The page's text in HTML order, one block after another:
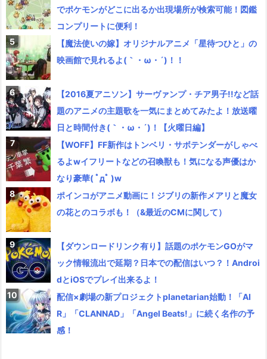
でポケモンがどこに出るか出現場所が検索可能！図鑑
コンプリートに便利！
【魔法使いの嫁】オリジナルアニメ「星待つひと」の
映画館で見れるよ(｀・ω・´)！！
【2016夏アニソン】サーヴァンプ・チア男子!!など話
題のアニメの主題歌を一気にまとめてみたよ！放送曜
日と時間付き(｀・ω・´)！【火曜日編】
【WOFF】FF新作はトンベリ・サボテンダーがしゃべ
るよwイフリートなどの召喚獣も！気になる声優はか
なり豪華( ﾟдﾟ )w
ポインコがアニメ動画に！ジブリの新作メアリと魔女
の花とのコラボも！（&最近のCMに関して）
【ダウンロードリンク有り】話題のポケモンGOがマ
ック情報流出で延期？日本での配信はいつ？！Androi
dとiOSでプレイ出来るよ！
配信×劇場の新プロジェクトplanetarian始動！「AI
R」「CLANNAD」「Angel Beats!」に続く名作の予
感！